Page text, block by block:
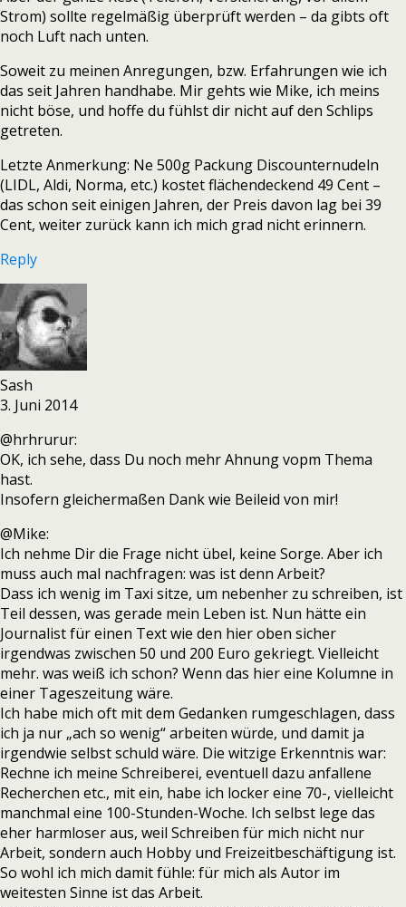
Strom) sollte regelmäßig überprüft werden – da gibts oft
noch Luft nach unten.
Soweit zu meinen Anregungen, bzw. Erfahrungen wie ich
das seit Jahren handhabe. Mir gehts wie Mike, ich meins
nicht böse, und hoffe du fühlst dir nicht auf den Schlips
getreten.
Letzte Anmerkung: Ne 500g Packung Discounternudeln
(LIDL, Aldi, Norma, etc.) kostet flächendeckend 49 Cent –
das schon seit einigen Jahren, der Preis davon lag bei 39
Cent, weiter zurück kann ich mich grad nicht erinnern.
Reply
Sash
3. Juni 2014
@hrhrurur:
OK, ich sehe, dass Du noch mehr Ahnung vopm Thema
hast.
Insofern gleichermaßen Dank wie Beileid von mir!
@Mike:
Ich nehme Dir die Frage nicht übel, keine Sorge. Aber ich
muss auch mal nachfragen: was ist denn Arbeit?
Dass ich wenig im Taxi sitze, um nebenher zu schreiben, ist
Teil dessen, was gerade mein Leben ist. Nun hätte ein
Journalist für einen Text wie den hier oben sicher
irgendwas zwischen 50 und 200 Euro gekriegt. Vielleicht
mehr. was weiß ich schon? Wenn das hier eine Kolumne in
einer Tageszeitung wäre.
Ich habe mich oft mit dem Gedanken rumgeschlagen, dass
ich ja nur „ach so wenig“ arbeiten würde, und damit ja
irgendwie selbst schuld wäre. Die witzige Erkenntnis war:
Rechne ich meine Schreiberei, eventuell dazu anfallene
Recherchen etc., mit ein, habe ich locker eine 70-, vielleicht
manchmal eine 100-Stunden-Woche. Ich selbst lege das
eher harmloser aus, weil Schreiben für mich nicht nur
Arbeit, sondern auch Hobby und Freizeitbeschäftigung ist.
So wohl ich mich damit fühle: für mich als Autor im
weitesten Sinne ist das Arbeit.